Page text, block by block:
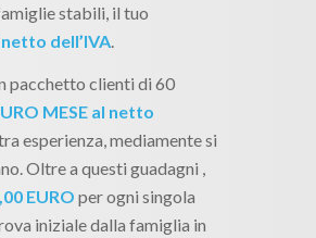
stabili, il tuo
netto dell’IVA
pacchetto clienti di 60
MESE al netto
esperienza, mediamente si
Oltre a questi guadagni ,
EURO per ogni singola
iniziale dalla famiglia in